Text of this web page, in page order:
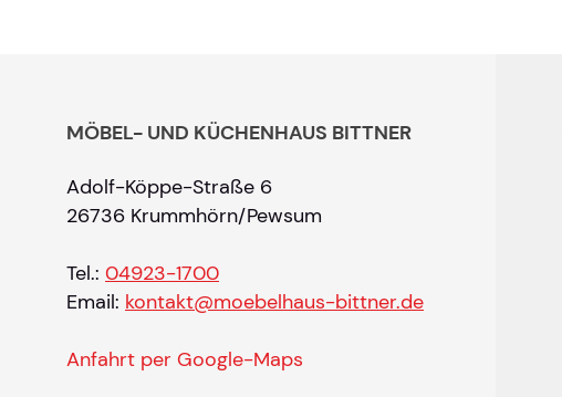
MÖBEL- UND KÜCHENHAUS BITTNER
Adolf-Köppe-Straße 6
26736 Krummhörn/Pewsum
Tel.: 04923-1700
Email: kontakt@moebelhaus-bittner.de
Anfahrt per Google-Maps